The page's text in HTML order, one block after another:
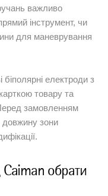
важливо
інструмент, чи
для маневрування
біполярні електроди з
товару та
замовленням
довжину зони
обрати